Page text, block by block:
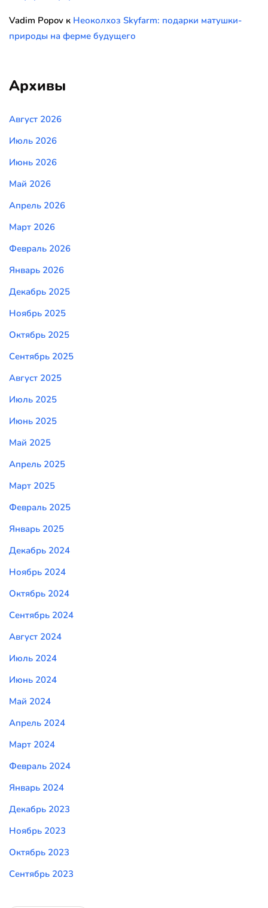
Vadim Popov к Неоколхоз Skyfarm: подарки матушки-
природы на ферме будущего
Архивы
Август 2026
Июль 2026
Июнь 2026
Май 2026
Апрель 2026
Март 2026
Февраль 2026
Январь 2026
Декабрь 2025
Ноябрь 2025
Октябрь 2025
Сентябрь 2025
Август 2025
Июль 2025
Июнь 2025
Май 2025
Апрель 2025
Март 2025
Февраль 2025
Январь 2025
Декабрь 2024
Ноябрь 2024
Октябрь 2024
Сентябрь 2024
Август 2024
Июль 2024
Июнь 2024
Май 2024
Апрель 2024
Март 2024
Февраль 2024
Январь 2024
Декабрь 2023
Ноябрь 2023
Октябрь 2023
Сентябрь 2023